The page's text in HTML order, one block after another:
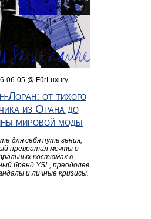
06-05 @ FürLuxury
Лоран: от тихого
из Орана до
мировой моды
для себя путь гения,
превратил мечты о
костюмах в
бренд YSL, преодолев
и личные кризисы.